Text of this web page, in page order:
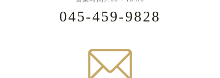
045-459-9828